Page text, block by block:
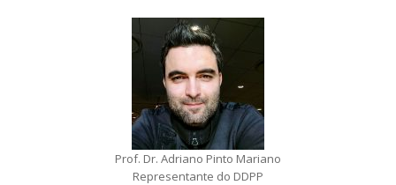
Prof. Dr. Adriano Pinto Mariano
Representante do DDPP